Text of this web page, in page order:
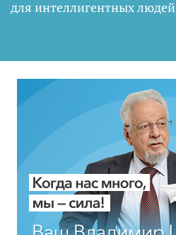
для интеллигентных людей